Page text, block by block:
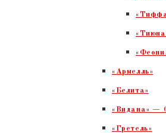
«Армелль»
«Белита»
«Видана» —
«Гретель»